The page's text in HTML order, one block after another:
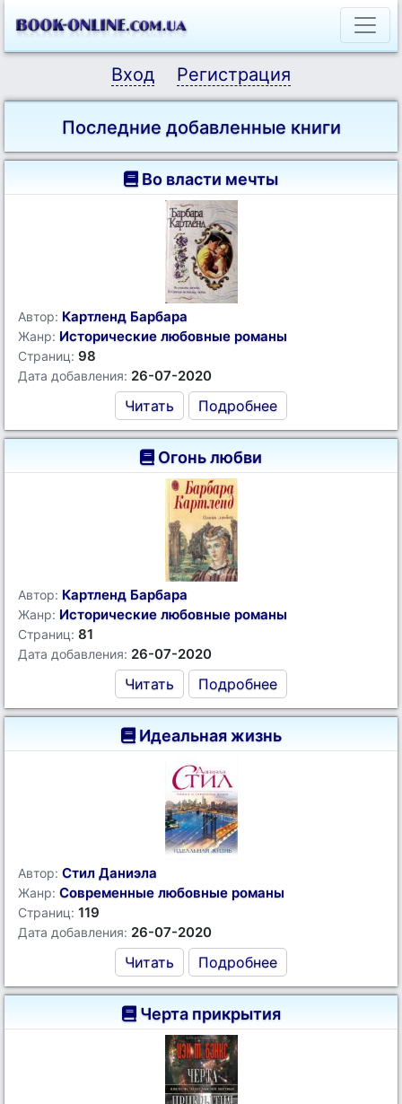
Вход Регистрация
Последние добавленные книги
Во власти мечты
Автор: Картленд Барбара
Жанр: Исторические любовные романы
Страниц: 98
Дата добавления: 26-07-2020
Читать Подробнее
Огонь любви
Автор: Картленд Барбара
Жанр: Исторические любовные романы
Страниц: 81
Дата добавления: 26-07-2020
Читать Подробнее
Идеальная жизнь
Автор: Стил Даниэла
Жанр: Современные любовные романы
Страниц: 119
Дата добавления: 26-07-2020
Читать Подробнее
Черта прикрытия